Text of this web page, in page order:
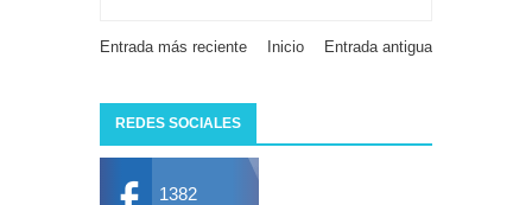
Entrada más reciente Entrada antigua
Inicio
REDES SOCIALES
1382